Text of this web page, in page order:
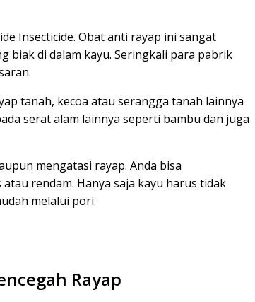
Insecticide. Obat anti rayap ini sangat
biak di dalam kayu. Seringkali para pabrik
tanah, kecoa atau serangga tanah lainnya
serat alam lainnya seperti bambu dan juga
mengatasi rayap. Anda bisa
rendam. Hanya saja kayu harus tidak
melalui pori.
Rayap